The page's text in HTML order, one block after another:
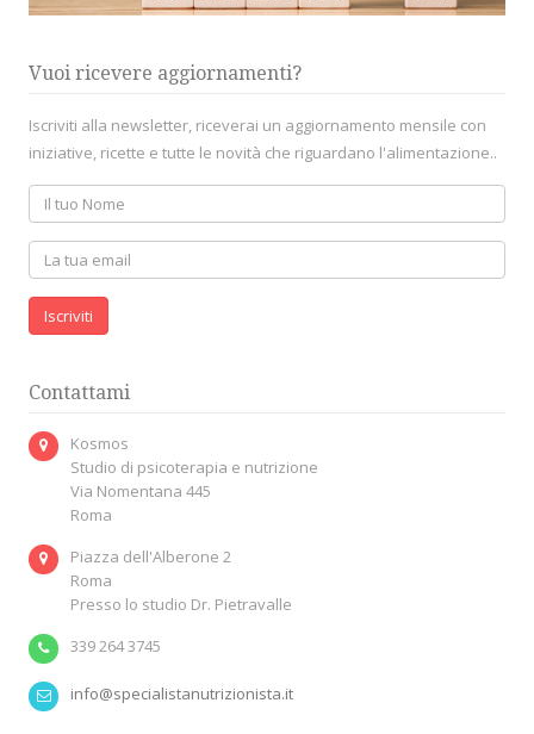
Vuoi ricevere aggiornamenti?
Iscriviti alla newsletter, riceverai un aggiornamento mensile con
iniziative, ricette e tutte le novità che riguardano l'alimentazione..
Iscriviti
Contattami
Kosmos
Studio di psicoterapia e nutrizione
Via Nomentana 445
Roma
Piazza dell'Alberone 2
Roma
Presso lo studio Dr. Pietravalle
339 264 3745
info@specialistanutrizionista.it